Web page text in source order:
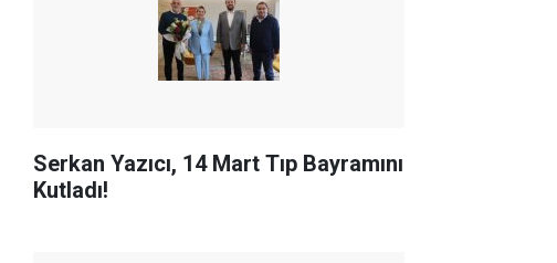
Serkan Yazıcı, 14 Mart Tıp Bayramını
Kutladı!